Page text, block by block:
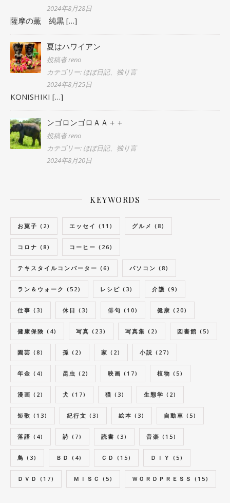
2024年8月28日
薩摩の薫 純黒 […]
夏はハワイアン
投稿者 reno
カテゴリー: ほぼ日記、独り言
2024年8月25日
KONISHIKI […]
ンゴロンゴロＡＡ＋＋
投稿者 reno
カテゴリー: ほぼ日記、独り言
2024年8月20日
KEYWORDS
お菓子 (2) エッセイ (11) グルメ (8)
コロナ (8) コーヒー (26)
テキスタイルコンバーター (6) パソコン (8)
ラン＆ウォーク (52) レシピ (3) 介護 (9)
仕事 (3) 休日 (3) 俳句 (10) 健康 (20)
健康保険 (4) 写真 (23) 写真集 (2) 図書館 (5)
園芸 (8) 孫 (2) 家 (2) 小説 (27)
年金 (4) 昆虫 (2) 映画 (17) 植物 (5)
漫画 (2) 犬 (17) 猫 (3) 生態学 (2)
短歌 (13) 紀行文 (3) 絵本 (3) 自動車 (5)
落語 (4) 詩 (7) 読書 (3) 音楽 (15)
鳥 (3) ＢＤ (4) ＣＤ (15) ＤＩＹ (5)
ＤＶＤ (17) ＭＩＳＣ (5) ＷＯＲＤＰＲＥＳＳ (15)